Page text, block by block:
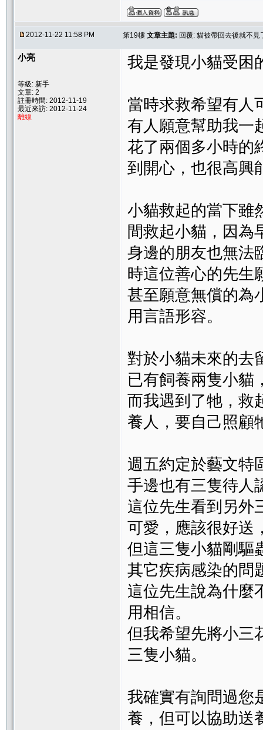
2012-11-22 11:58 PM 第19樓 文章主題: 回覆: 貓被帶回去後就不
小亮
等級: 新手
文章: 2
註冊時間: 2012-11-19
最近來訪: 2012-11-24
離線
我是發現小貓受困
當時求救希望有人
有人願意幫助我一
花了兩個多小時的
到開心，也很高興
小貓救起的當下雖
間救起小貓，因為
身邊的朋友也無法
時這位善心的先生
甚至願意無償的為
用言語形容。
對於小貓未來的去
已有飼養兩隻小貓
而我遇到了牠，救
養人，要自己照顧
週五約定於藝文特
手邊也有三隻待人
這位先生看到另外
可愛，應該很好送
但這三隻小貓剛驅
其它疾病感染的問
這位先生說為什麼
用相信。
但我希望先將小三
三隻小貓。
我確實有詢問過您
養，但可以協助送